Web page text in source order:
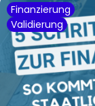
Finanzierung
Validierung